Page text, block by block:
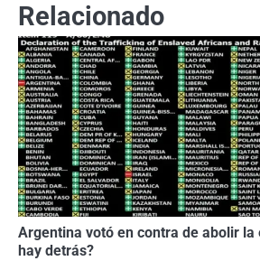
Relacionado
Argentina votó en contra de abolir la
hay detrás?